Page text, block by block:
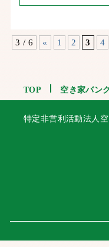
3 / 6 « 1 2 3 4
TOP 空き家バン
特定非営利活動法人